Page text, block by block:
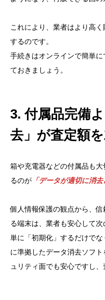
これにより、業者はより高
するのです。
手続きはオンラインで簡単
ておきましょう。
3. 付属品完備
去」が査定額
箱や充電器などの付属品も
るのが 「データが適切に消
個人情報保護の観点から、
る端末は、業者も安心して次
単に「初期化」するだけで
に準拠したデータ消去ソフ
ュリティ面でも安心ですし、